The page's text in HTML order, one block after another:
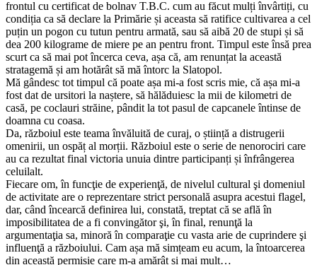
frontul cu certificat de bolnav T.B.C. cum au făcut mulți învârtiți, cu
condiția ca să declare la Primărie și aceasta să ratifice cultivarea a cel
puțin un pogon cu tutun pentru armată, sau să aibă 20 de stupi și să
dea 200 kilograme de miere pe an pentru front. Timpul este însă prea
scurt ca să mai pot încerca ceva, așa că, am renunțat la această
stratagemă și am hotărât să mă întorc la Slatopol.
Mă gândesc tot timpul că poate așa mi-a fost scris mie, că așa mi-a
fost dat de ursitori la naștere, să hălăduiesc la mii de kilometri de
casă, pe coclauri străine, pândit la tot pasul de capcanele întinse de
doamna cu coasa.
Da, războiul este teama învăluită de curaj, o știință a distrugerii
omenirii, un ospăț al morții. Războiul este o serie de nenorociri care
au ca rezultat final victoria unuia dintre participanți și înfrângerea
celuilalt.
Fiecare om, în funcţie de experienţă, de nivelul cultural şi domeniul
de activitate are o reprezentare strict personală asupra acestui flagel,
dar, când încearcă definirea lui, constată, treptat că se află în
imposibilitatea de a fi convingător şi, în final, renunţă la
argumentaţia sa, minoră în comparaţie cu vasta arie de cuprindere şi
influenţă a războiului. Cam așa mă simțeam eu acum, la întoarcerea
din această permisie care m-a amărât și mai mult…